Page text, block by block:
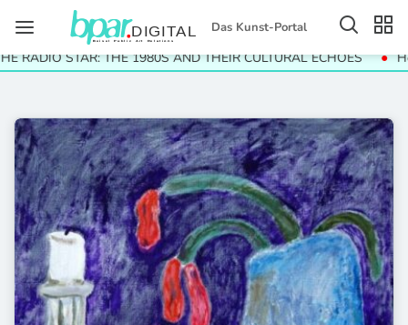
Das Kunst-Portal
STAR: THE 1980S AND THEIR CULTURAL ECHOES